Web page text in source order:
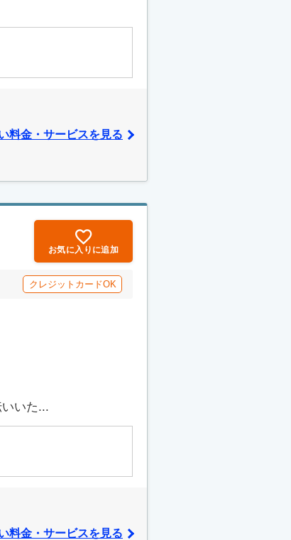
料金・サービスを見る
お気に入りに追加
クレジットカードOK
いた...
料金・サービスを見る